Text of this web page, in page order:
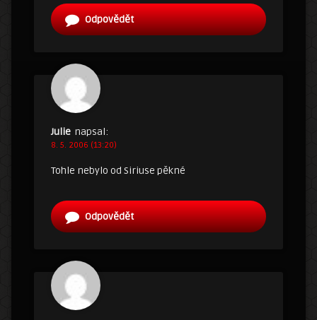
Odpovědět
Julie napsal:
8. 5. 2006 (13:20)
Tohle nebylo od Siriuse pěkné
Odpovědět